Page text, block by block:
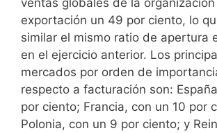
exportación un 49 por ciento, lo
similar el mismo ratio de apertura
en el ejercicio anterior. Los
mercados por orden de
respecto a facturación son:
por ciento; Francia, con un 10 por
Polonia, con un 9 por ciento; y